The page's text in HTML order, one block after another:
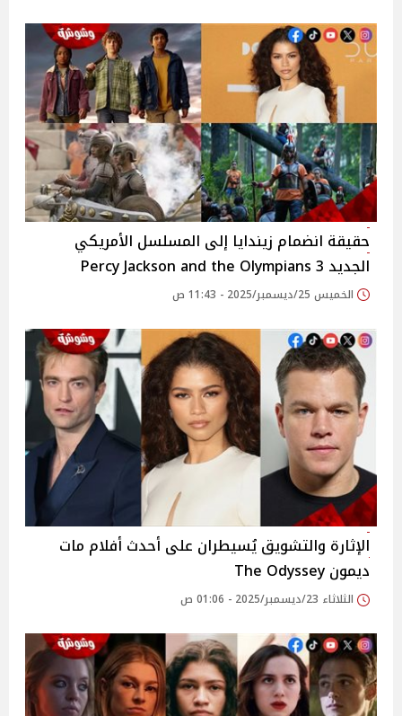
حقيقة انضمام زيندايا إلى المسلسل الأمريكي
الجديد 3 Percy Jackson and the Olympians
الخميس 25/ديسمبر/2025 - 11:43 ص
الإثارة والتشويق يُسيطران على أحدث أفلام مات
ديمون The Odyssey
الثلاثاء 23/ديسمبر/2025 - 01:06 ص